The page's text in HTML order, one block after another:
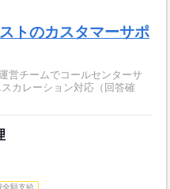
トのカスタマーサポ
営チームでコールセンターサ
全額支給